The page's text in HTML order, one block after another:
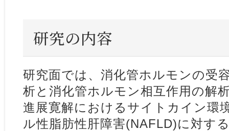
研究の内容
研究面では、消化管ホルモンの受
析と消化管ホルモン相互作用の解
進展寛解におけるサイトカイン環
ル性脂肪性肝障害(NAFLD)に対す